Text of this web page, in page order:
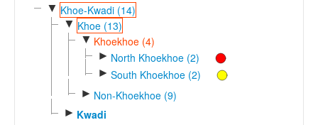
Reference Search
GlottoScope
▼ Khoe-Kwadi (14)
▼ Khoe (13)
▼ Khoekhoe (4)
► North Khoekhoe (2)
► South Khoekhoe (2)
► Non-Khoekhoe (9)
► Kwadi